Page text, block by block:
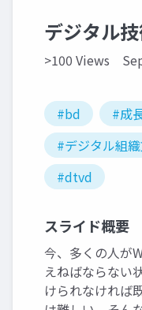
デジタル
>100 Views
#bd #成
#デジタル組
#dtvd
スライド概要
今、多くの人が
えねばならない
けられなければ